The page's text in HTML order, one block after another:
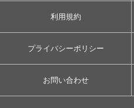
利用規約
プライバシーポリシー
お問い合わせ